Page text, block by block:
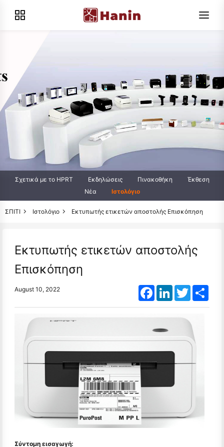
Σχετικά με το HPRT Εκδηλώσεις Πινακοθήκη
Έκθεση
Νέα
Ιστολόγιο
ΣΠΙΤΙ Ιστολόγιο Εκτυπωτής ετικετών αποστολής Επισκόπηση
Εκτυπωτής ετικετών αποστολής
Επισκόπηση
August 10, 2022 FacebookLinkedInTwitter
Σύντομη εισαγωγή: